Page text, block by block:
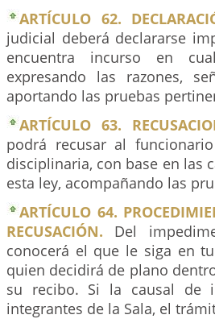
ARTÍCULO 62.
judicial deberá declararse
encuentra incurso en
expresando las razones,
aportando las pruebas
ARTÍCULO 63.
podrá recusar al
disciplinaria, con base en las
esta ley, acompañando las
ARTÍCULO 64.
RECUSACIÓN. Del
conocerá el que le siga en
quien decidirá de plano
su recibo. Si la causal de
integrantes de la Sala, el